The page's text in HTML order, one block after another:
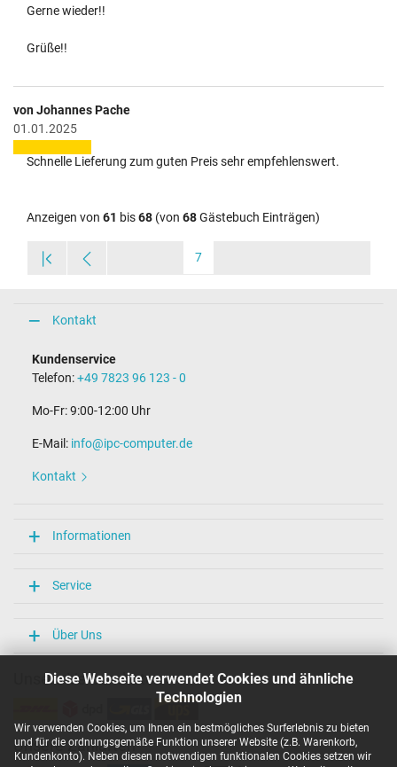
Diese Webseite verwendet Cookies und ähnliche
Technologien
Wir verwenden Cookies, um Ihnen ein bestmögliches Surferlebnis zu bieten
und für die ordnungsgemäße Funktion unserer Website (z.B. Warenkorb,
Kundenkonto). Neben diesen notwendigen funktionalen Cookies setzen wir
Gerne wieder!!
Grüße!!
von Johannes Pache
01.01.2025
Schnelle Lieferung zum guten Preis sehr empfehlenswert.
Anzeigen von 61 bis68 (von 68Gästebuch Einträgen)
7
Kontakt
Kundenservice
Telefon:+49 7823 96 123 - 0
Mo-Fr: 9:00-12:00 Uhr
E-Mail: info@ipc-computer.de
Kontakt
Informationen
Service
Über Uns
Unsere Versandarten
Unsere Zahlarten